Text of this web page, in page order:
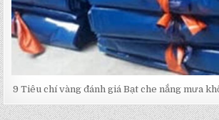
9 Tiêu chí vàng đánh giá Bạt che nắng mưa